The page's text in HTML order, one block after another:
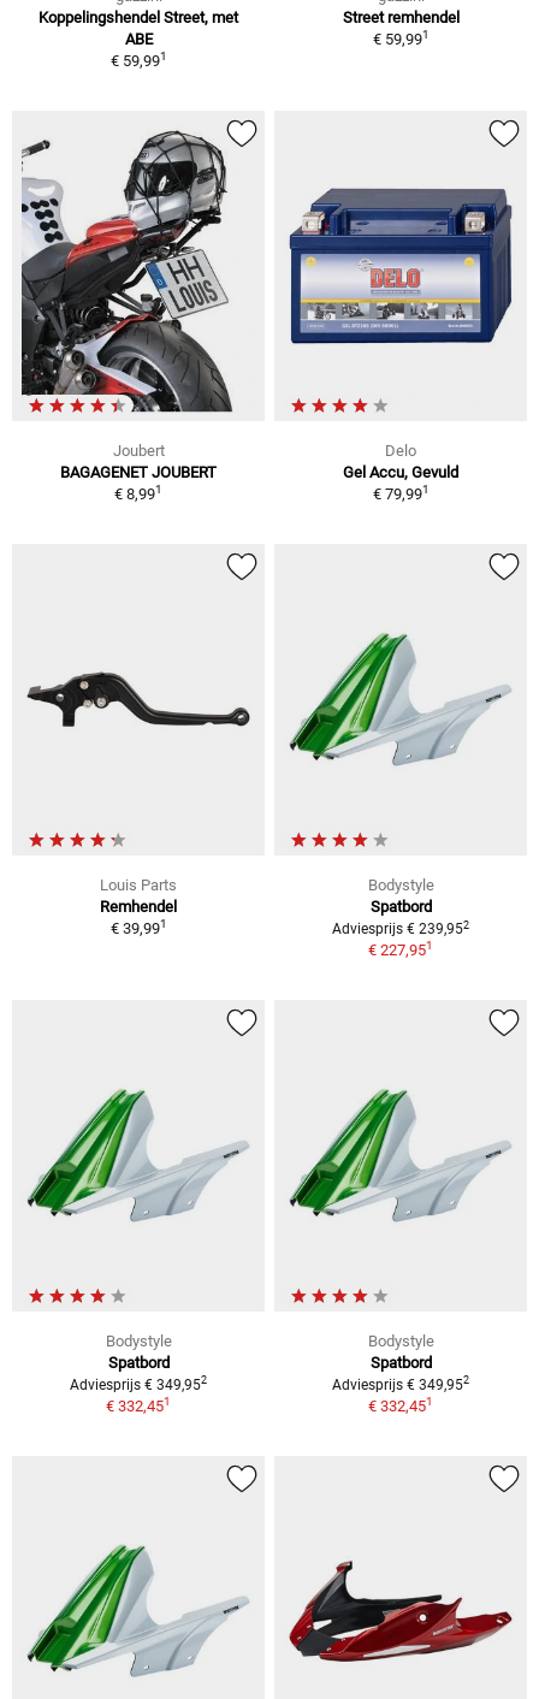
Koppelingshendel Street, met
ABE
€ 59,991
Street remhendel
€ 59,991
Joubert
BAGAGENET JOUBERT
€ 8,991
Delo
Gel Accu, Gevuld
€ 79,991
Louis Parts
Remhendel
€ 39,991
Bodystyle
Spatbord
Adviesprijs € 239,952
€ 227,951
Bodystyle
Spatbord
Adviesprijs € 349,952
€ 332,451
Bodystyle
Spatbord
Adviesprijs € 349,952
€ 332,451